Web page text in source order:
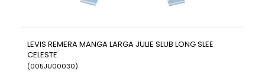
LEVIS REMERA MANGA LARGA JULIE SLUB LONG SLEE
CELESTE
(005JU00030)